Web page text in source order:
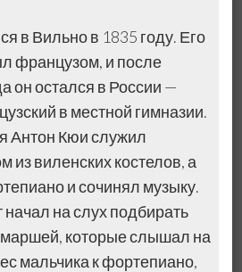
в Вильно в 1835 году. Его
французом, и после
он остался в России —
в местной гимназии.
Антон Кюи служил
из виленских костелов, а
и сочинял музыку.
на слух подбирать
которые слышал на
мальчика к фортепиано,